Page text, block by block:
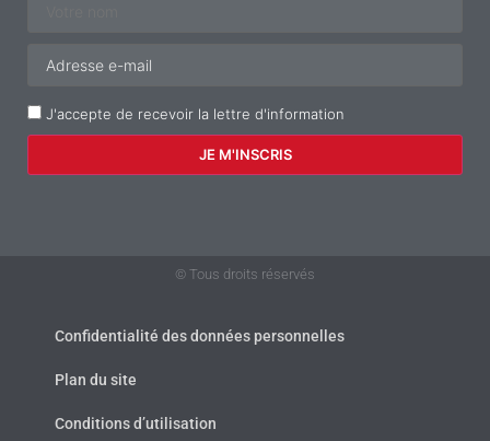
J'accepte de recevoir la lettre d'information
© Tous droits réservés
Confidentialité des données personnelles
Plan du site
Conditions d’utilisation